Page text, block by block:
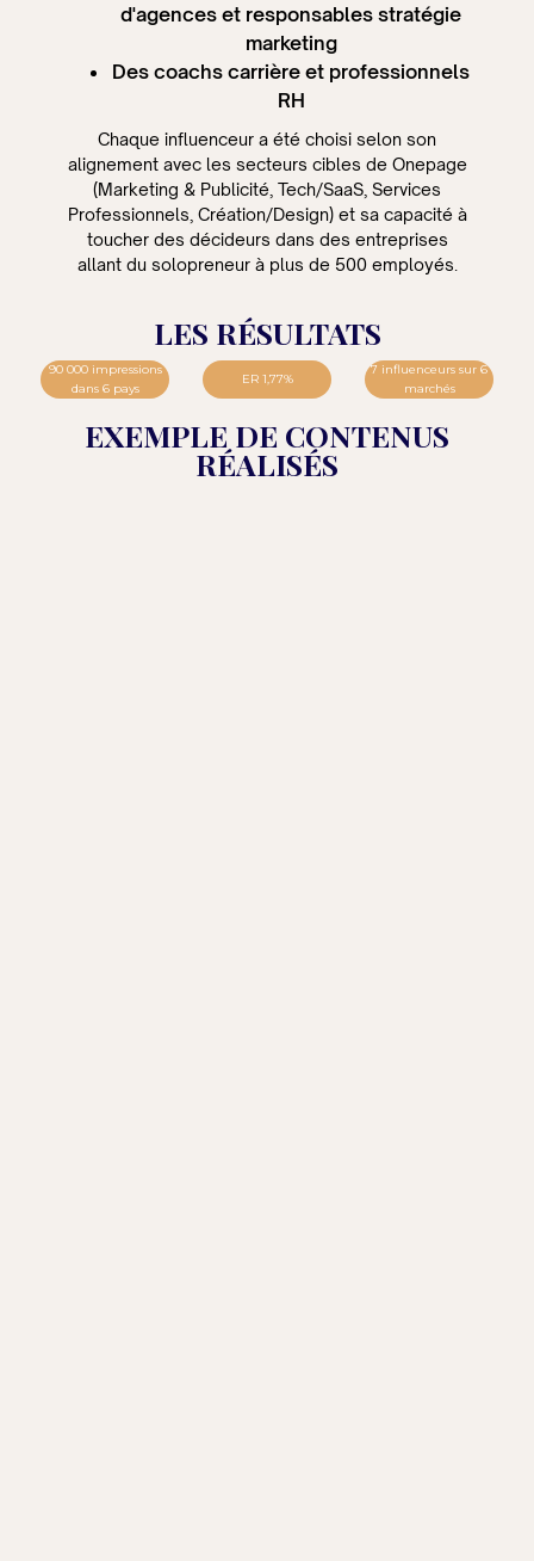
d'agences et responsables stratégie
marketing
Des coachs carrière et professionnels
RH
Chaque influenceur a été choisi selon son
alignement avec les secteurs cibles de Onepage
(Marketing & Publicité, Tech/SaaS, Services
Professionnels, Création/Design) et sa capacité à
toucher des décideurs dans des entreprises
allant du solopreneur à plus de 500 employés.
LES RÉSULTATS
90 000 impressions
dans 6 pays
ER 1,77%
7 influenceurs sur 6
marchés
EXEMPLE DE CONTENUS
RÉALISÉS